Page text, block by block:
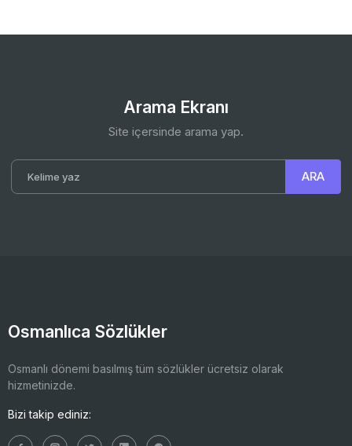
Arama Ekranı
Site içersinde arama yap.
Osmanlıca Sözlükler
Osmanlı dönemi basılmış tüm sözlükler ücretsiz olarak
hizmetinizde.
Bizi takip ediniz: